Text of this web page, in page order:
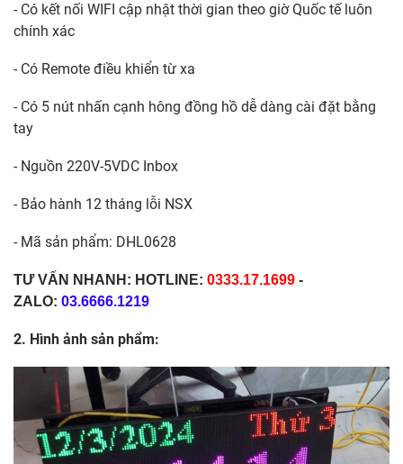
- Có kết nối WIFI cập nhật thời gian theo giờ Quốc tế luôn
chính xác
- Có Remote điều khiển từ xa
- Có 5 nút nhấn cạnh hông đồng hồ dễ dàng cài đặt bằng
tay
- Nguồn 220V-5VDC Inbox
- Bảo hành 12 tháng lỗi NSX
- Mã sản phẩm: DHL0628
TƯ VẤN NHANH: HOTLINE: 0333.17.1699 -
ZALO: 03.6666.1219
2. Hình ảnh sản phẩm: